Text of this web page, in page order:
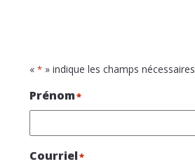
« * » indique les champs nécessaires
Prénom*
Courriel*